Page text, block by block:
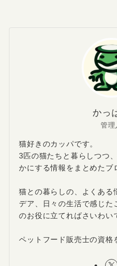
かっ
管理
猫好きのカッパです。
3匹の猫たちと暮らしつつ
かにする情報をまとめたブ
猫との暮らしの、よくある
デア、日々の生活で感じた
のお役に立てればさいわい
ペットフード販売士の資格